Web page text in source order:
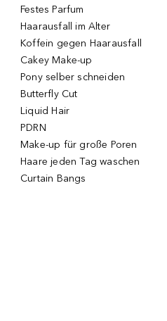
Festes Parfum
Haarausfall im Alter
Koffein gegen Haarausfall
Cakey Make-up
Pony selber schneiden
Butterfly Cut
Liquid Hair
PDRN
Make-up für große Poren
Haare jeden Tag waschen
Curtain Bangs